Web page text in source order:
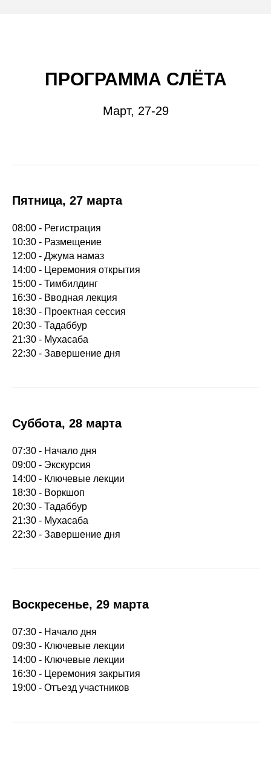
ПРОГРАММА СЛЁТА
Март, 27-29
Пятница, 27 марта
08:00 - Регистрация
10:30 - Размещение
12:00 - Джума намаз
14:00 - Церемония открытия
15:00 - Тимбилдинг
16:30 - Вводная лекция
18:30 - Проектная сессия
20:30 - Тадаббур
21:30 - Мухасаба
22:30 - Завершение дня
Суббота, 28 марта
07:30 - Начало дня
09:00 - Экскурсия
14:00 - Ключевые лекции
18:30 - Воркшоп
20:30 - Тадаббур
21:30 - Мухасаба
22:30 - Завершение дня
Воскресенье, 29 марта
07:30 - Начало дня
09:30 - Ключевые лекции
14:00 - Ключевые лекции
16:30 - Церемония закрытия
19:00 - Отъезд участников